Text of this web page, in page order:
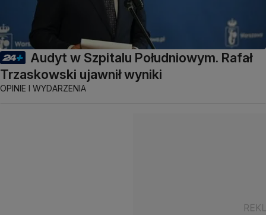
Audyt w Szpitalu Południowym. Rafał
Trzaskowski ujawnił wyniki
OPINIE I WYDARZENIA